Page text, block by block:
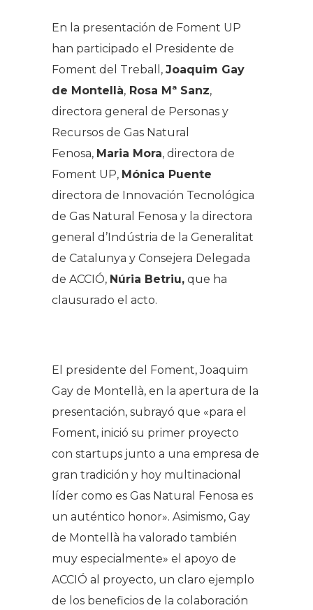
En la presentación de Foment UP
han participado el Presidente de
Foment del Treball, Joaquim Gay
de Montellà, Rosa Mª Sanz,
directora general de Personas y
Recursos de Gas Natural
Fenosa, Maria Mora, directora de
Foment UP, Mónica Puente
directora de Innovación Tecnológica
de Gas Natural Fenosa y la directora
general d’Indústria de la Generalitat
de Catalunya y Consejera Delegada
de ACCIÓ, Núria Betriu, que ha
clausurado el acto.
El presidente del Foment, Joaquim
Gay de Montellà, en la apertura de la
presentación, subrayó que «para el
Foment, inició su primer proyecto
con startups junto a una empresa de
gran tradición y hoy multinacional
líder como es Gas Natural Fenosa es
un auténtico honor». Asimismo, Gay
de Montellà ha valorado también
muy especialmente» el apoyo de
ACCIÓ al proyecto, un claro ejemplo
de los beneficios de la colaboración